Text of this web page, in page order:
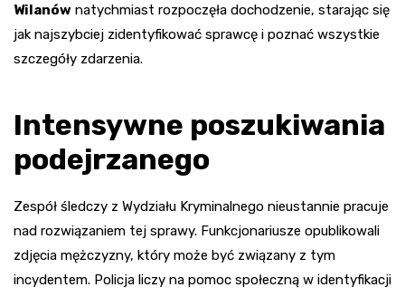
Wilanów natychmiast rozpoczęła dochodzenie, starając się
jak najszybciej zidentyfikować sprawcę i poznać wszystkie
szczegóły zdarzenia.
Intensywne poszukiwania
podejrzanego
Zespół śledczy z Wydziału Kryminalnego nieustannie pracuje
nad rozwiązaniem tej sprawy. Funkcjonariusze opublikowali
zdjęcia mężczyzny, który może być związany z tym
incydentem. Policja liczy na pomoc społeczną w identyfikacji